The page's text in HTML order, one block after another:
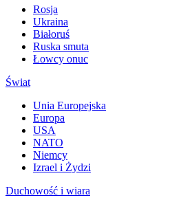
Rosja
Ukraina
Białoruś
Ruska smuta
Łowcy onuc
Świat
Unia Europejska
Europa
USA
NATO
Niemcy
Izrael i Żydzi
Duchowość i wiara